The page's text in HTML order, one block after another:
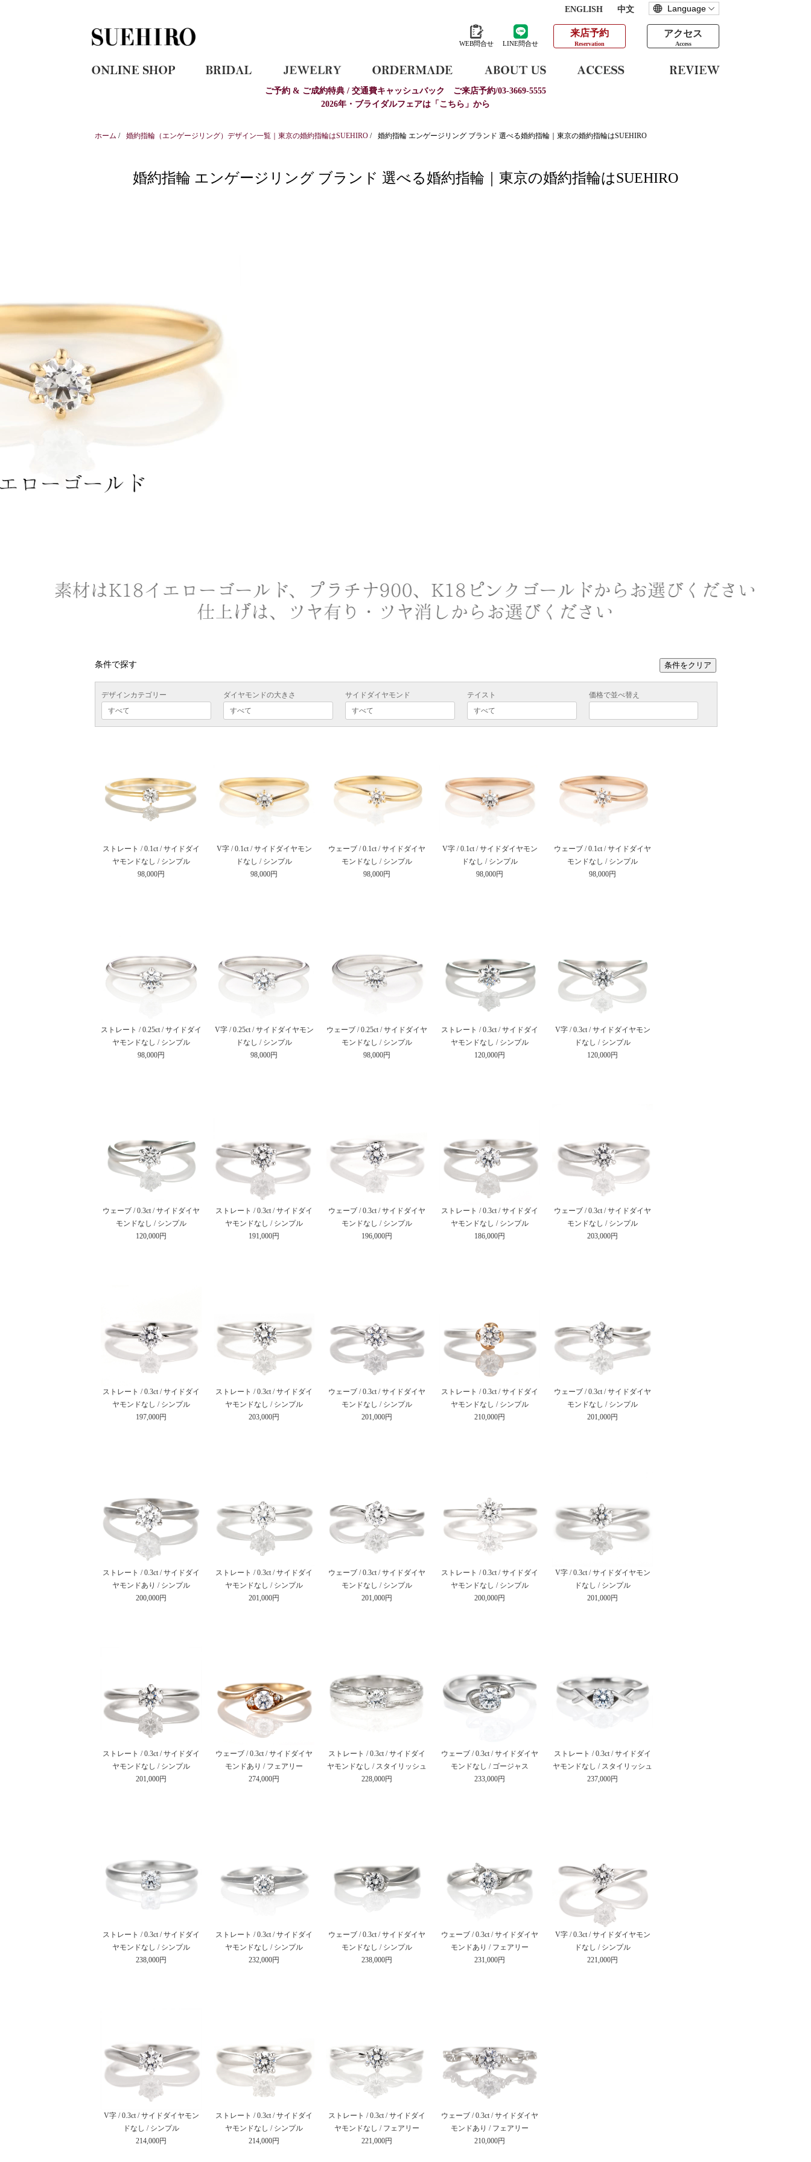
ENGLISH 中文
WEB問合せ LINE問合せ
来店予約
Reservation
アクセス
Access
ご予約 & ご成約特典 / 交通費キャッシュバック
ご来店予約/03-3669-5555
2026年・ブライダルフェアは「こちら」から
ホーム / 婚約指輪（エンゲージリング）デザイン一覧｜東京の婚約指輪はSUEHIRO / 婚約指輪 エンゲージリング ブランド 選べる婚約指輪｜東京の婚約指輪はSUEHIRO
婚約指輪 エンゲージリング ブランド 選べる婚約指輪｜東京の婚約指輪はSUEHIRO
条件で探す 条件をクリア
デザインカテゴリー ダイヤモンドの大きさ サイドダイヤモンド テイスト 価格で並べ替え
ストレート / 0.1ct / サイドダイ
ヤモンドなし / シンプル
98,000円
V字 / 0.1ct / サイドダイヤモン
ドなし / シンプル
98,000円
ウェーブ / 0.1ct / サイドダイヤ
モンドなし / シンプル
98,000円
V字 / 0.1ct / サイドダイヤモン
ドなし / シンプル
98,000円
ウェーブ / 0.1ct / サイドダイヤ
モンドなし / シンプル
98,000円
ストレート / 0.25ct / サイドダイ
ヤモンドなし / シンプル
98,000円
V字 / 0.25ct / サイドダイヤモン
ドなし / シンプル
98,000円
ウェーブ / 0.25ct / サイドダイヤ
モンドなし / シンプル
98,000円
ストレート / 0.3ct / サイドダイ
ヤモンドなし / シンプル
120,000円
V字 / 0.3ct / サイドダイヤモン
ドなし / シンプル
120,000円
ウェーブ / 0.3ct / サイドダイヤ
モンドなし / シンプル
120,000円
ストレート / 0.3ct / サイドダイ
ヤモンドなし / シンプル
191,000円
ウェーブ / 0.3ct / サイドダイヤ
モンドなし / シンプル
196,000円
ストレート / 0.3ct / サイドダイ
ヤモンドなし / シンプル
186,000円
ウェーブ / 0.3ct / サイドダイヤ
モンドなし / シンプル
203,000円
ストレート / 0.3ct / サイドダイ
ヤモンドなし / シンプル
197,000円
ストレート / 0.3ct / サイドダイ
ヤモンドなし / シンプル
203,000円
ウェーブ / 0.3ct / サイドダイヤ
モンドなし / シンプル
201,000円
ストレート / 0.3ct / サイドダイ
ヤモンドなし / シンプル
210,000円
ウェーブ / 0.3ct / サイドダイヤ
モンドなし / シンプル
201,000円
ストレート / 0.3ct / サイドダイ
ヤモンドあり / シンプル
200,000円
ストレート / 0.3ct / サイドダイ
ヤモンドなし / シンプル
201,000円
ウェーブ / 0.3ct / サイドダイヤ
モンドなし / シンプル
201,000円
ストレート / 0.3ct / サイドダイ
ヤモンドなし / シンプル
200,000円
V字 / 0.3ct / サイドダイヤモン
ドなし / シンプル
201,000円
ストレート / 0.3ct / サイドダイ
ヤモンドなし / シンプル
201,000円
ウェーブ / 0.3ct / サイドダイヤ
モンドあり / フェアリー
274,000円
ストレート / 0.3ct / サイドダイ
ヤモンドなし / スタイリッシュ
228,000円
ウェーブ / 0.3ct / サイドダイヤ
モンドなし / ゴージャス
233,000円
ストレート / 0.3ct / サイドダイ
ヤモンドなし / スタイリッシュ
237,000円
ストレート / 0.3ct / サイドダイ
ヤモンドなし / シンプル
238,000円
ストレート / 0.3ct / サイドダイ
ヤモンドなし / シンプル
232,000円
ウェーブ / 0.3ct / サイドダイヤ
モンドなし / シンプル
238,000円
ウェーブ / 0.3ct / サイドダイヤ
モンドあり / フェアリー
231,000円
V字 / 0.3ct / サイドダイヤモン
ドなし / シンプル
221,000円
V字 / 0.3ct / サイドダイヤモン
ドなし / シンプル
214,000円
ストレート / 0.3ct / サイドダイ
ヤモンドなし / シンプル
214,000円
ストレート / 0.3ct / サイドダイ
ヤモンドなし / フェアリー
221,000円
ウェーブ / 0.3ct / サイドダイヤ
モンドあり / フェアリー
210,000円